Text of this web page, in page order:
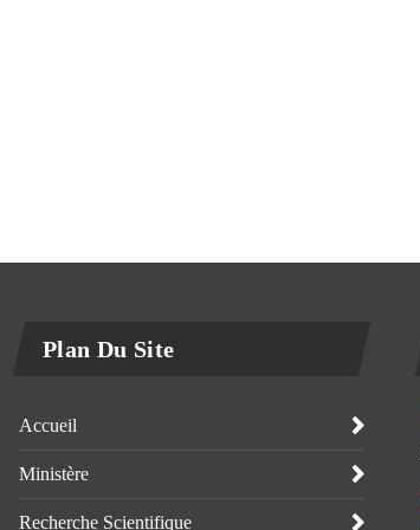
Plan Du Site
Accueil
Ministère
Recherche Scientifique